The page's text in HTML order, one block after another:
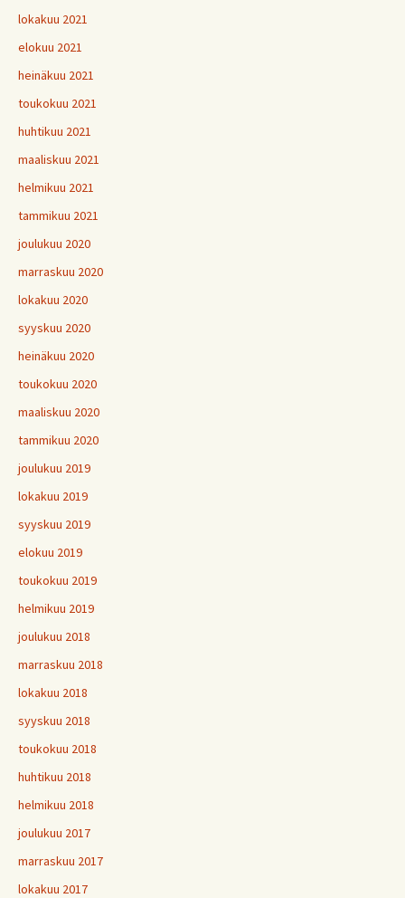
lokakuu 2021
elokuu 2021
heinäkuu 2021
toukokuu 2021
huhtikuu 2021
maaliskuu 2021
helmikuu 2021
tammikuu 2021
joulukuu 2020
marraskuu 2020
lokakuu 2020
syyskuu 2020
heinäkuu 2020
toukokuu 2020
maaliskuu 2020
tammikuu 2020
joulukuu 2019
lokakuu 2019
syyskuu 2019
elokuu 2019
toukokuu 2019
helmikuu 2019
joulukuu 2018
marraskuu 2018
lokakuu 2018
syyskuu 2018
toukokuu 2018
huhtikuu 2018
helmikuu 2018
joulukuu 2017
marraskuu 2017
lokakuu 2017